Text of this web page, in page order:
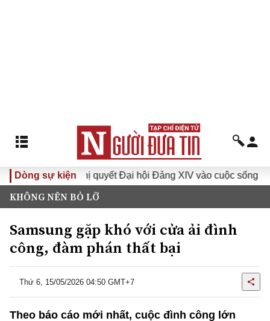
Dòng sự kiện
Đưa Nghị quyết Đại hội Đảng XIV vào cuộc sống
KHÔNG NÊN BỎ LỠ
Samsung gặp khó với cửa ải đình
công, đàm phán thất bại
Thứ 6, 15/05/2026 04:50 GMT+7
Theo báo cáo mới nhất, cuộc đình công lớn